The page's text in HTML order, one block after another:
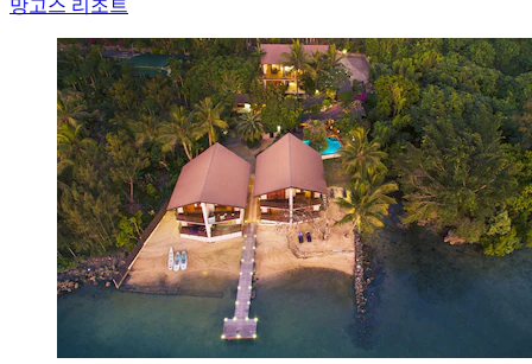
망고스 리조트